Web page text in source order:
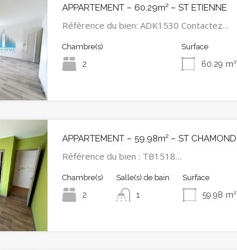
APPARTEMENT – 60.29m² – ST ETIENNE
Référence du bien: ADK1530 Contactez…
Chambre(s)
2
Surface
60.29 m²
APPARTEMENT – 59.98m² – ST CHAMOND
Référence du bien : TB1518…
Chambre(s)
2
Salle(s) de bain
1
Surface
59.98 m²